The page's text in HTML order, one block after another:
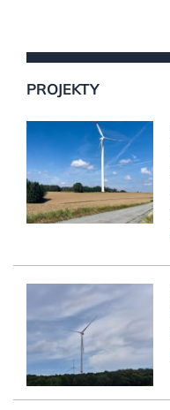
PROJEKTY